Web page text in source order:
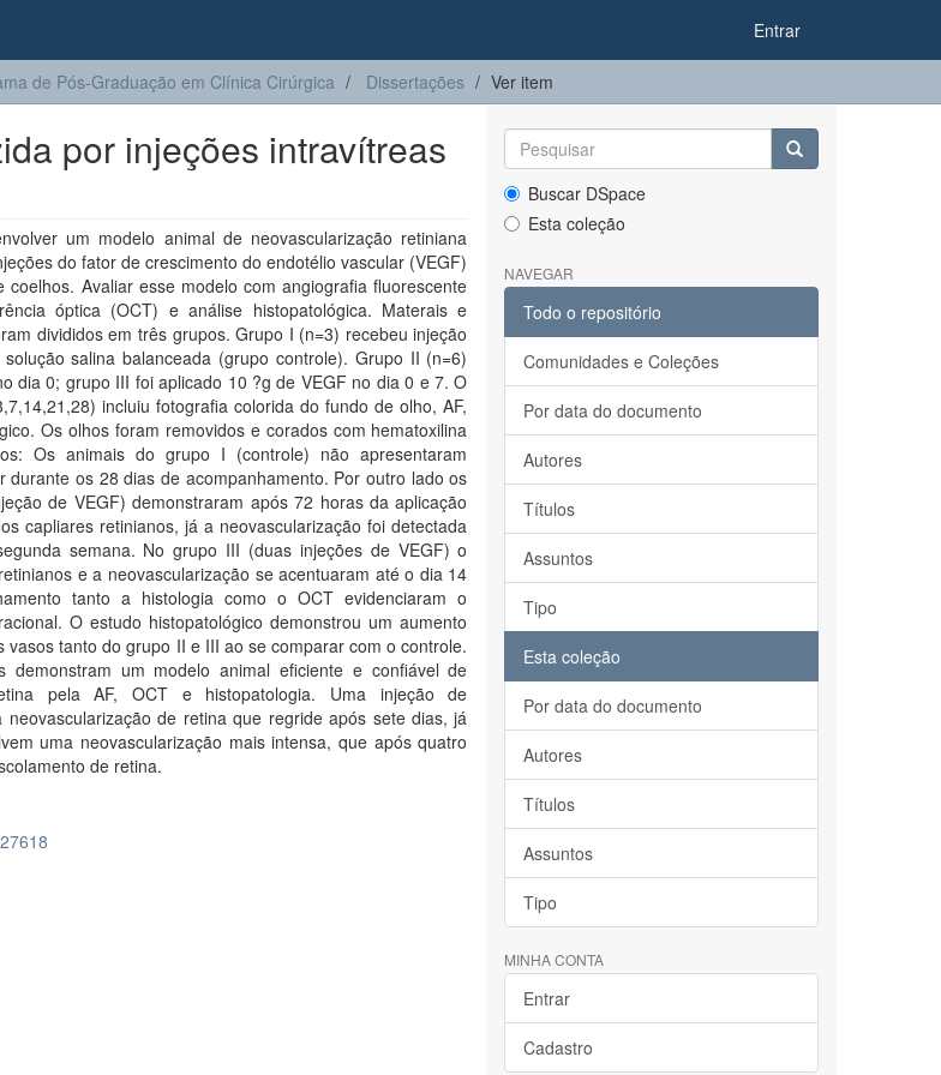
Entrar
de Pós-Graduação em Clínica Cirúrgica Dissertações Ver item
por injeções intravítreas
um modelo animal de neovascularização retiniana
do fator de crescimento do endotélio vascular (VEGF)
Avaliar esse modelo com angiografia fluorescente
óptica (OCT) e análise histopatológica. Materais e
divididos em três grupos. Grupo I (n=3) recebeu injeção
salina balanceada (grupo controle). Grupo II (n=6)
dia 0; grupo III foi aplicado 10 ?g de VEGF no dia 0 e 7. O
incluiu fotografia colorida do fundo de olho, AF,
Os olhos foram removidos e corados com hematoxilina
Os animais do grupo I (controle) não apresentaram
durante os 28 dias de acompanhamento. Por outro lado os
de VEGF) demonstraram após 72 horas da aplicação
capliares retinianos, já a neovascularização foi detectada
semana. No grupo III (duas injeções de VEGF) o
e a neovascularização se acentuaram até o dia 14
tanto a histologia como o OCT evidenciaram o
O estudo histopatológico demonstrou um aumento
vasos tanto do grupo II e III ao se comparar com o controle.
demonstram um modelo animal eficiente e confiável de
pela AF, OCT e histopatologia. Uma injeção de
neovascularização de retina que regride após sete dias, já
uma neovascularização mais intensa, que após quatro
de retina.
Buscar DSpace
Esta coleção
NAVEGAR
Todo o repositório
Comunidades e Coleções
Por data do documento
Autores
Títulos
Assuntos
Tipo
Esta coleção
Por data do documento
Autores
Títulos
Assuntos
Tipo
MINHA CONTA
Entrar
Cadastro